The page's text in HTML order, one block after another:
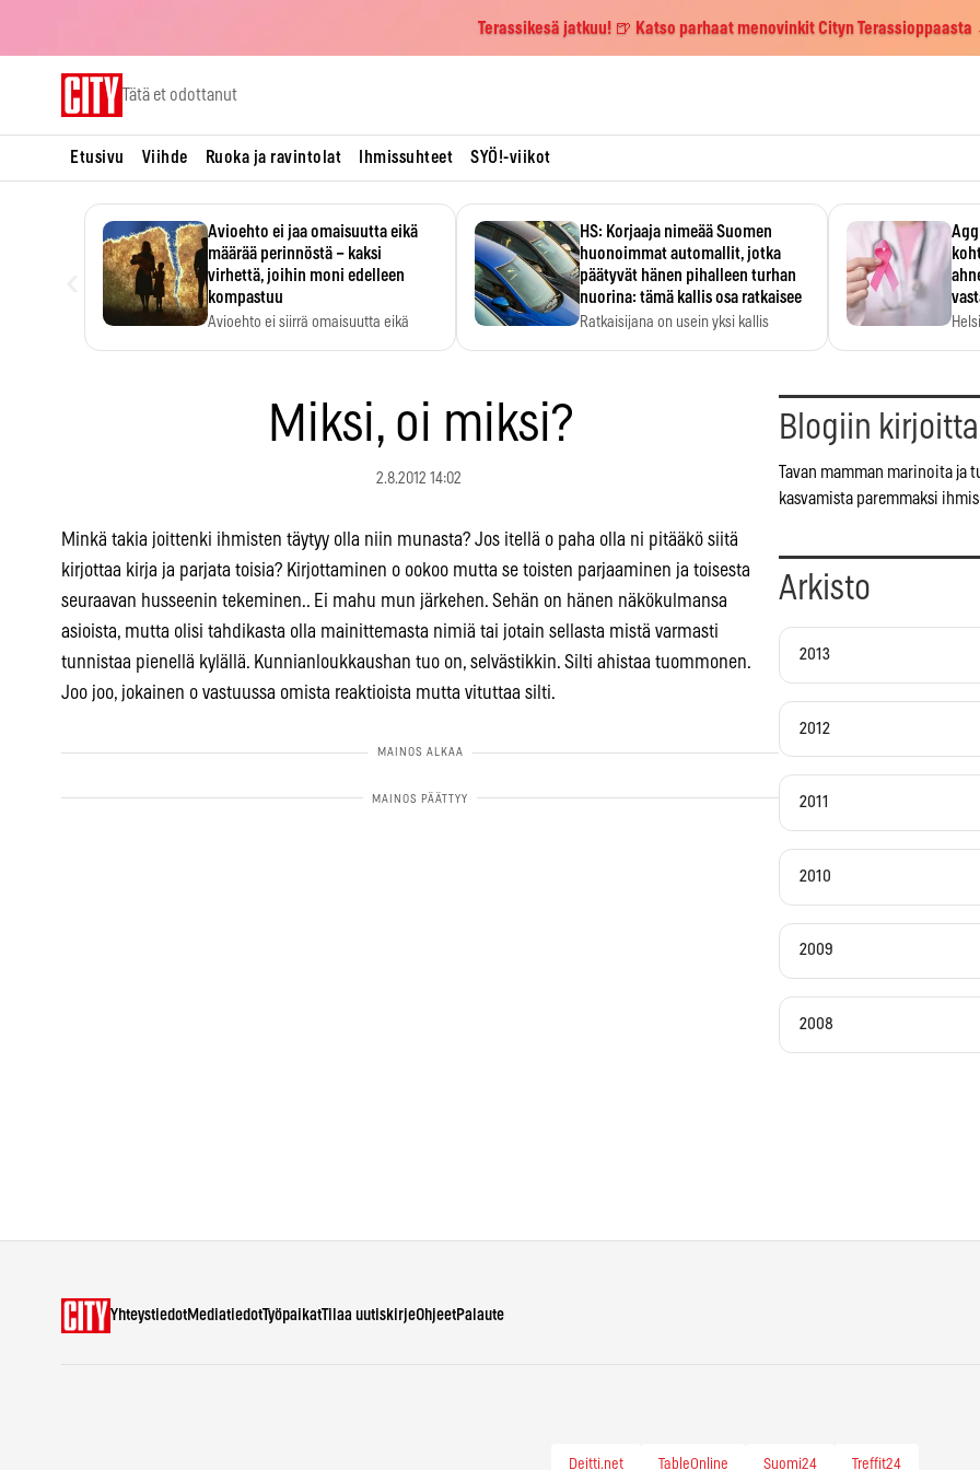
Terassikesä jatkuu! 🍺 Katso parhaat menovinkit Cityn
Tätä et odottanut
Etusivu Viihde Ruoka ja ravintolat Ihmissuhteet SYÖ!-viikot
Avioehto ei jaa omaisuutta eikä
määrää perinnöstä – kaksi
virhettä, joihin moni edelleen
kompastuu
Avioehto ei siirrä omaisuutta eikä
HS: Korjaaja nimeää Suomen
huonoimmat automallit, jotka
päätyvät hänen pihalleen turhan
nuorina: tämä kallis osa ratkaisee
Ratkaisijana on usein yksi kallis
Miksi, oi miksi?
2.8.2012 14:02
Minkä takia joittenki ihmisten täytyy olla niin munasta? Jos itellä o paha olla ni pitääkö siitä
kirjottaa kirja ja parjata toisia? Kirjottaminen o ookoo mutta se toisten parjaaminen ja toisesta
seuraavan husseenin tekeminen.. Ei mahu mun järkehen. Sehän on hänen näkökulmansa
asioista, mutta olisi tahdikasta olla mainittemasta nimiä tai jotain sellasta mistä varmasti
tunnistaa pienellä kylällä. Kunnianloukkaushan tuo on, selvästikkin. Silti ahistaa tuommonen.
Joo joo, jokainen o vastuussa omista reaktioista mutta vituttaa silti.
Blogiin
Tavan mamman marinoita ja
kasvamista paremmaksi
Arkisto
2013
2012
2011
2010
2009
2008
YhteystiedotMediatiedotTyöpaikatTilaa uutiskirjeOhjeetPalaute
Deitti.net TableOnline Suomi24 Treffit24